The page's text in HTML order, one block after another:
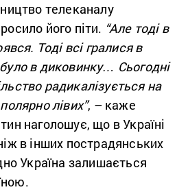
телеканалу
його піти. “Але тоді в
Тоді всі гралися в
в диковинку… Сьогодні
радикалізується на
лівих”, – каже
наголошує, що в Україні
в інших пострадянських
Україна залишається